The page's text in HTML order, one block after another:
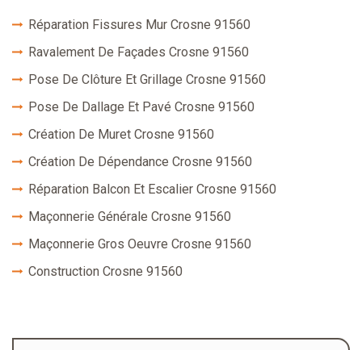
Réparation Fissures Mur Crosne 91560
Ravalement De Façades Crosne 91560
Pose De Clôture Et Grillage Crosne 91560
Pose De Dallage Et Pavé Crosne 91560
Création De Muret Crosne 91560
Création De Dépendance Crosne 91560
Réparation Balcon Et Escalier Crosne 91560
Maçonnerie Générale Crosne 91560
Maçonnerie Gros Oeuvre Crosne 91560
Construction Crosne 91560